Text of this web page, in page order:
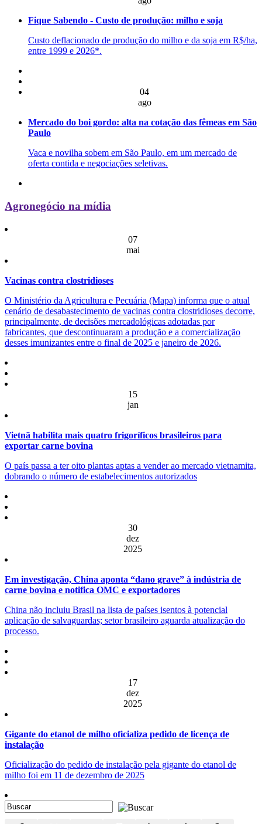
Fique Sabendo - Custo de produção: milho e soja
Custo deflacionado de produção do milho e da soja em R$/ha,
entre 1999 e 2026*.
04
ago
Mercado do boi gordo: alta na cotação das fêmeas em São
Paulo
Vaca e novilha sobem em São Paulo, em um mercado de
oferta contida e negociações seletivas.
Agronegócio na mídia
07
mai
Vacinas contra clostridioses
O Ministério da Agricultura e Pecuária (Mapa) informa que o atual
cenário de desabastecimento de vacinas contra clostridioses decorre,
principalmente, de decisões mercadológicas adotadas por
fabricantes, que descontinuaram a produção e a comercialização
desses imunizantes entre o final de 2025 e janeiro de 2026.
15
jan
Vietnã habilita mais quatro frigoríficos brasileiros para
exportar carne bovina
O país passa a ter oito plantas aptas a vender ao mercado vietnamita,
dobrando o número de estabelecimentos autorizados
30
dez
2025
Em investigação, China aponta “dano grave” à indústria de
carne bovina e notifica OMC e exportadores
China não incluiu Brasil na lista de países isentos à potencial
aplicação de salvaguardas; setor brasileiro aguarda atualização do
processo.
17
dez
2025
Gigante do etanol de milho oficializa pedido de licença de
instalação
Oficialização do pedido de instalação pela gigante do etanol de
milho foi em 11 de dezembro de 2025